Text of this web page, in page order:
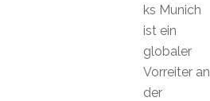
ks Munich
ist ein
globaler
Vorreiter an
der